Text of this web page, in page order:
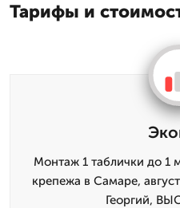
Тарифы и
Монтаж 1 таблички до 1
крепежа в Самаре,
Георгий,